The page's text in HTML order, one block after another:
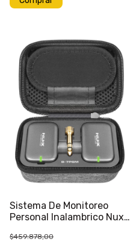
Sistema De Monitoreo
Personal Inalambrico Nux
$459.878,00